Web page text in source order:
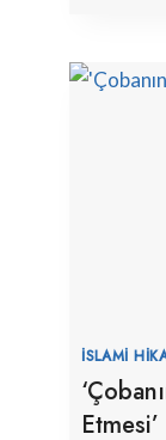
İSLAMI
Etmesi’